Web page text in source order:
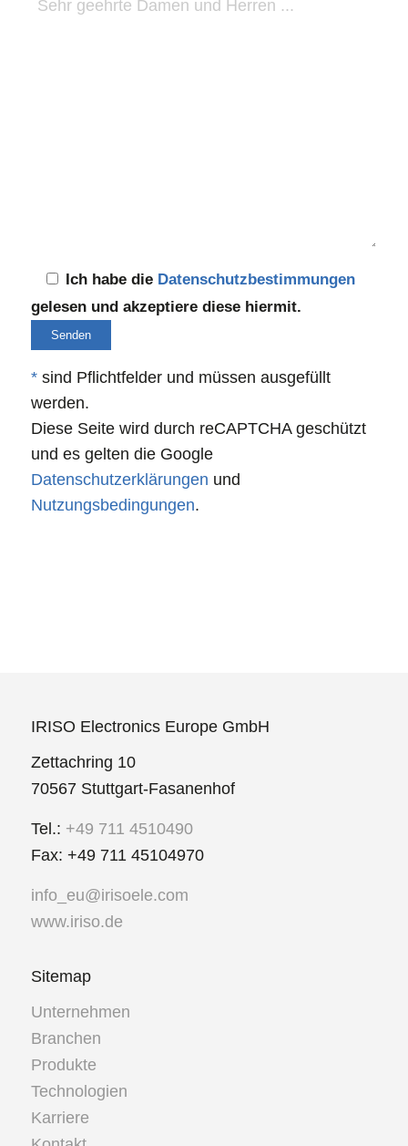
Ich habe die Datenschutzbestimmungen
gelesen und akzeptiere diese hiermit.
*sind Pflichtfelder und müssen ausgefüllt
werden.
Diese Seite wird durch reCAPTCHA geschützt
und es gelten die Google
Datenschutzerklärungen und
Nutzungsbedingungen.
IRISO Electronics Europe GmbH
Zettachring 10
70567 Stuttgart-Fasanenhof
Tel.: +49 711 4510490
Fax: +49 711 45104970
info_eu@irisoele.com
www.iriso.de
Sitemap
Unternehmen
Branchen
Produkte
Technologien
Karriere